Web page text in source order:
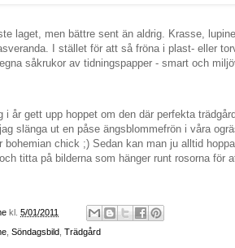
laget, men bättre sent än aldrig. Krasse,
I stället för att så fröna i plast- eller
såkrukor av tidningspapper - smart och
i år gett upp hoppet om den där perfekta
slänga ut en påse ängsblommefrön i våra
chick ;) Sedan kan man ju alltid
titta på bilderna som hänger runt rosorna för
kl. 5/01/2011
Söndagsbild Trädgård